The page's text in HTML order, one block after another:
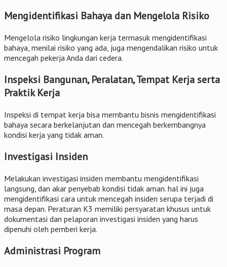
Mengidentifikasi Bahaya dan Mengelola Risiko
Mengelola risiko lingkungan kerja termasuk mengidentifikasi
bahaya, menilai risiko yang ada, juga mengendalikan risiko untuk
mencegah pekerja Anda dari cedera.
Inspeksi Bangunan, Peralatan, Tempat Kerja serta
Praktik Kerja
Inspeksi di tempat kerja bisa membantu bisnis mengidentifikasi
bahaya secara berkelanjutan dan mencegah berkembangnya
kondisi kerja yang tidak aman.
Investigasi Insiden
Melakukan investigasi insiden membantu mengidentifikasi
langsung, dan akar penyebab kondisi tidak aman. hal ini juga
mengidentifikasi cara untuk mencegah insiden serupa terjadi di
masa depan. Peraturan K3 memiliki persyaratan khusus untuk
dokumentasi dan pelaporan investigasi insiden yang harus
dipenuhi oleh pemberi kerja.
Administrasi Program